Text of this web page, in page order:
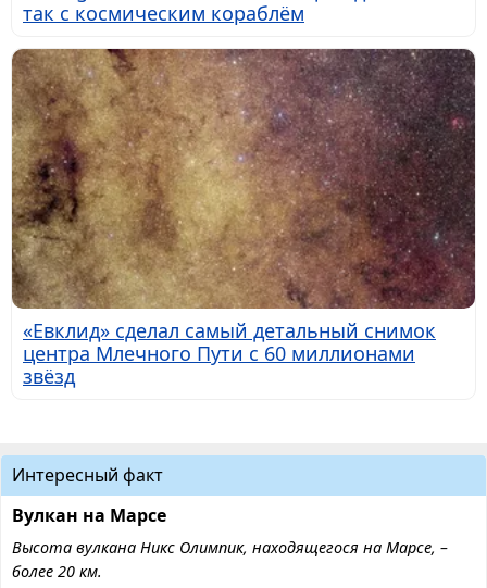
так с космическим кораблём
«Евклид» сделал самый детальный снимок
центра Млечного Пути с 60 миллионами
звёзд
Интересный факт
Вулкан на Марсе
Высота вулкана Никс Олимпик, находящегося на Марсе, –
более 20 км.